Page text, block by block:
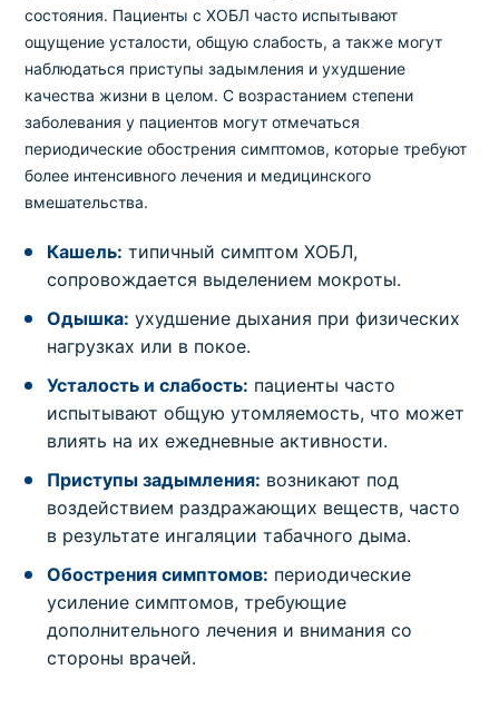
состояния. Пациенты с ХОБЛ часто испытывают
ощущение усталости, общую слабость, а также могут
наблюдаться приступы задымления и ухудшение
качества жизни в целом. С возрастанием степени
заболевания у пациентов могут отмечаться
периодические обострения симптомов, которые требуют
более интенсивного лечения и медицинского
вмешательства.
Кашель: типичный симптом ХОБЛ,
сопровождается выделением мокроты.
Одышка: ухудшение дыхания при физических
нагрузках или в покое.
Усталость и слабость: пациенты часто
испытывают общую утомляемость, что может
влиять на их ежедневные активности.
Приступы задымления: возникают под
воздействием раздражающих веществ, часто
в результате ингаляции табачного дыма.
Обострения симптомов: периодические
усиление симптомов, требующие
дополнительного лечения и внимания со
стороны врачей.